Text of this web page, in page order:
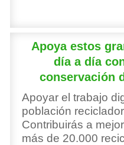
Apoya estos
día a día
conservación
Apoyar el trabajo
población
Contribuirás a
más de 20.000